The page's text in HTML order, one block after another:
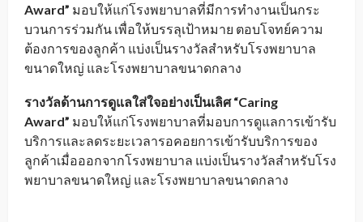
Award” มอบให้แก่โรงพยาบาลที่มีการทำงานเป็นกระ
บวนการร่วมกัน เพื่อให้บรรลุเป้าหมาย ตอบโจทย์ความ
ต้องการของลูกค้า แบ่งเป็นรางวัลสำหรับโรงพยาบาล
ขนาดใหญ่ และโรงพยาบาลขนาดกลาง
รางวัลด้านการดูแลใส่ใจอย่างเป็นเลิศ “Caring
Award” มอบให้แก่โรงพยาบาลที่มอบการดูแลการเข้ารับ
บริการและลดระยะเวลารอคอยการเข้ารับบริการของ
ลูกค้าเมื่อออกจากโรงพยาบาล แบ่งเป็นรางวัลสำหรับโรง
พยาบาลขนาดใหญ่ และโรงพยาบาลขนาดกลาง